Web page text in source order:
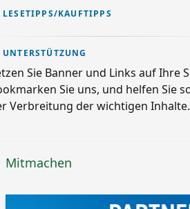
LESETIPPS/KAUFTIPPS
UNTERSTÜTZUNG
Sie Banner und Links auf Ihre
Sie uns, und helfen Sie
Verbreitung der wichtigen Inhalte.
Mitmachen